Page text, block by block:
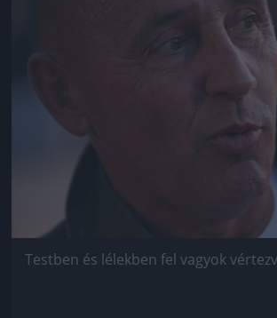
Jön még kép!
Testben és lélekben fel vagyok